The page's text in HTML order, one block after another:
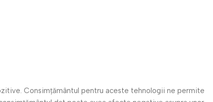
Consimțământul pentru aceste tehnologii ne permite